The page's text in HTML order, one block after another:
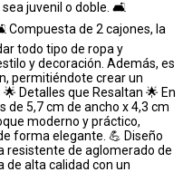
juvenil o doble. 🛋️
Compuesta de 2 cajones, la
todo tipo de ropa y
y decoración. Además, es
permitiéndote crear un
Detalles que Resaltan 🌟 En
de 5,7 cm de ancho x 4,3 cm
moderno y práctico,
forma elegante. 💪 Diseño
resistente de aglomerado de
de alta calidad con un